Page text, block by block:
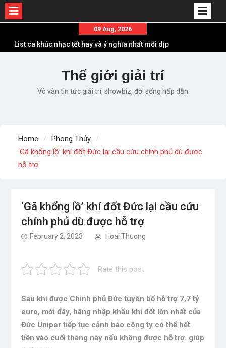
content
09 Aug, 2026
List ca khúc nhạc tết hay và ý nghĩa nhất mỗi dịp
Em ơi lên phố – Minh Vương: Màn comeback
“ngoạn mục” với triệu view
Những ca khúc nhạc xuân “sặc mùi” quảng cáo
Lời bài hát Chúng Ta của Hiện Tại – Sơn Tùng M-
TP – Full lyrics bản chuẩn
Thế giới giải trí
Vô vàn tin tức giải trí, showbiz, đời sống hấp dẫn
Home
Phong Thủy
‘Gã khổng lồ’ khí đốt Đức lại cầu cứu chính phủ dù được
hỗ trợ
‘Gã khổng lồ’ khí đốt Đức lại cầu cứu
chính phủ dù được hỗ trợ
February 2, 2023 Hoai Thuong
Rate this post
Sau khi được Chính phủ Đức tuyên bố hỗ trợ 7,7 tỷ
euro, mới đây, hãng nhập khẩu khí đốt lớn nhất của
Đức Uniper tiếp tục cảnh báo công ty có thể hết
tiền vào cuối tháng này nếu không được hỗ trợ. giúp